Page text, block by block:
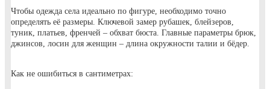
Чтобы одежда села идеально по фигуре, необходимо точно
определять её размеры. Ключевой замер рубашек, блейзеров,
туник, платьев, френчей – обхват бюста. Главные параметры брюк,
джинсов, лосин для женщин – длина окружности талии и бёдер.
Как не ошибиться в сантиметрах: